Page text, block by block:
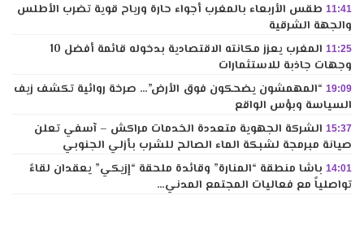
11:41 طقس الأربعاء بالمغرب أجواء حارة ورياح قوية تضرب الأطلس
والجهة الشرقية
11:25
المغرب يعزز مكانته الاقتصادية بدخوله قائمة أفضل 10
وجهات جاذبة للاستثمارات
19:09 “المهمشون يضحكون فوق الأرض”… صرخة روائية تكشف زيف
السياسة وبؤس الواقع
15:37 الشركة الجهوية متعددة الخدمات مراكش – آسفي تعلن
صيانة مبرمجة لشبكة الماء الصالح للشرب بأزلي الجنوبي
14:01 باشا منطقة “المنارة” وقائدة ملحقة “إزيكي” يعقدان لقاءً
تواصلياً مع فعاليات المجتمع المدني…